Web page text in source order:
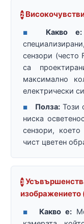
2
■ Какво е:
сензори (често
са
максимално
електрически
■ Полза:Този
ниска
сензори,
чист цветен
3
изображението
■ Какво е: